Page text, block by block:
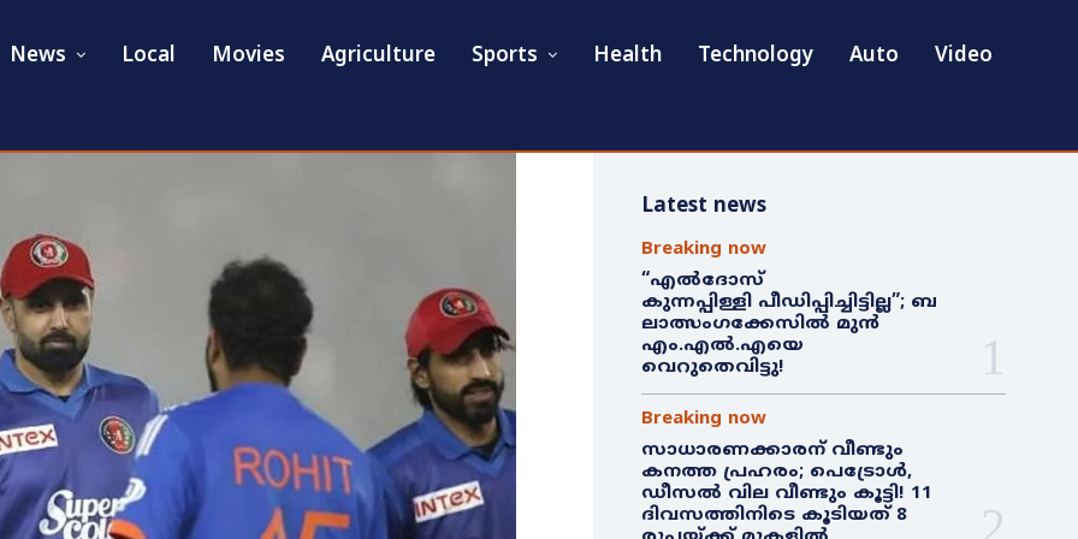
News Local Movies Agriculture Sports Health Technology Auto Video
Latest news
Breaking now
“എൽദോസ്
കുന്നപ്പിള്ളി പീഡിപ്പിച്ചിട്ടില്ല”; ബ
ലാത്സംഗക്കേസിൽ മുൻ
എം.എൽ.എയെ
വെറുതെവിട്ടു!
Breaking now
സാധാരണക്കാരന് വീണ്ടും
കനത്ത പ്രഹരം; പെട്രോൾ,
ഡീസൽ വില വീണ്ടും കൂട്ടി! 11
ദിവസത്തിനിടെ കൂടിയത് 8